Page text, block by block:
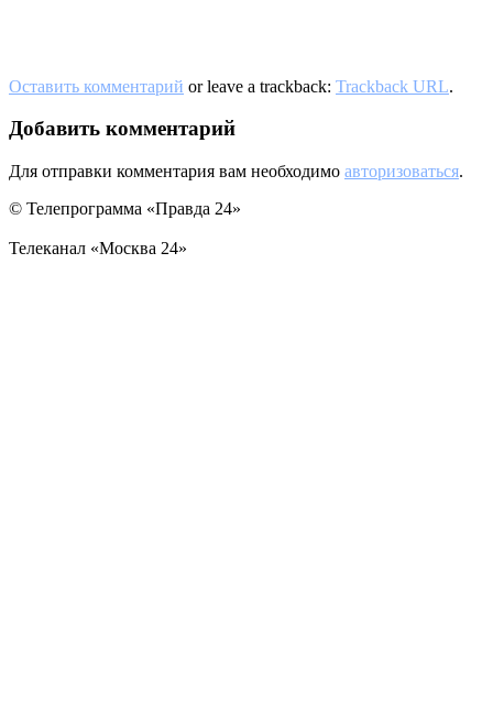
Оставить комментарий or leave a trackback: Trackback URL.
Добавить комментарий
Для отправки комментария вам необходимо авторизоваться.
© Телепрограмма «Правда 24»
Телеканал «Москва 24»